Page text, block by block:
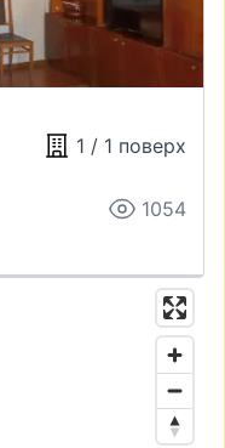
1 / 1 поверх
1054